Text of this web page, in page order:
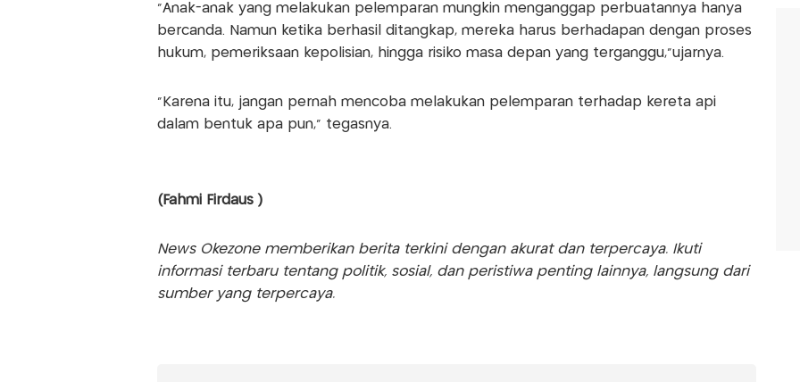
"Anak-anak yang melakukan pelemparan mungkin menganggap perbuatannya hanya
bercanda. Namun ketika berhasil ditangkap, mereka harus berhadapan dengan proses
hukum, pemeriksaan kepolisian, hingga risiko masa depan yang terganggu,”ujarnya.
“Karena itu, jangan pernah mencoba melakukan pelemparan terhadap kereta api
dalam bentuk apa pun," tegasnya.
(Fahmi Firdaus )
News Okezone memberikan berita terkini dengan akurat dan terpercaya. Ikuti
informasi terbaru tentang politik, sosial, dan peristiwa penting lainnya, langsung dari
sumber yang terpercaya.